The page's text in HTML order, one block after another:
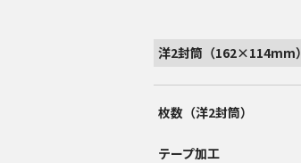
洋2封筒（162×114mm）
枚数（洋2封筒）
テープ加工